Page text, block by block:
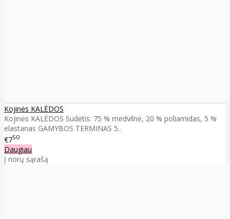
Kojinės KALĖDOS
Kojinės KALĖDOS Sudėtis: 75 % medvilnė, 20 % poliamidas, 5 %
elastanas GAMYBOS TERMINAS 5..
€750
Daugiau
Į norų sąrašą